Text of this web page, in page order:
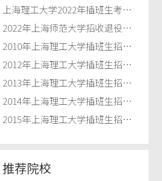
上海理工大学2022年插班生考试大纲
2022年上海师范大学招收退役士兵插班生招生简章
2010年上海理工大学插班生招生章程
2012年上海理工大学插班生招生简章
2013年上海理工大学插班生招生简章
2014年上海理工大学插班生招生章程
2015年上海理工大学插班生招生章程
推荐院校